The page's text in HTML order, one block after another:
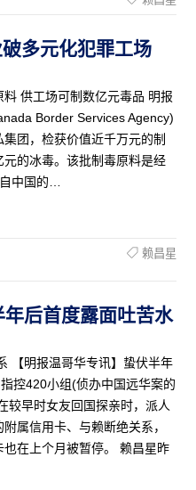
破多元化犯罪工场
供工场可制数亿元毒品 明报
Border Services Agency)
团，检获价值近千万元的制
的冰毒。该批制毒原料是经
中国的…
赖昌星
年后首度露面吐苦水
【明报温哥华专讯】蛰伏半年
控420小组(侦办中国远华案的
较早时女友回国探亲时，派人
属信用卡、与赖断绝关系，
在上个月被暂停。 赖昌星昨